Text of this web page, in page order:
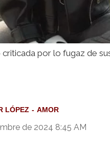
por lo fugaz de
LÓPEZ AMOR
de 2024 8:45 AM